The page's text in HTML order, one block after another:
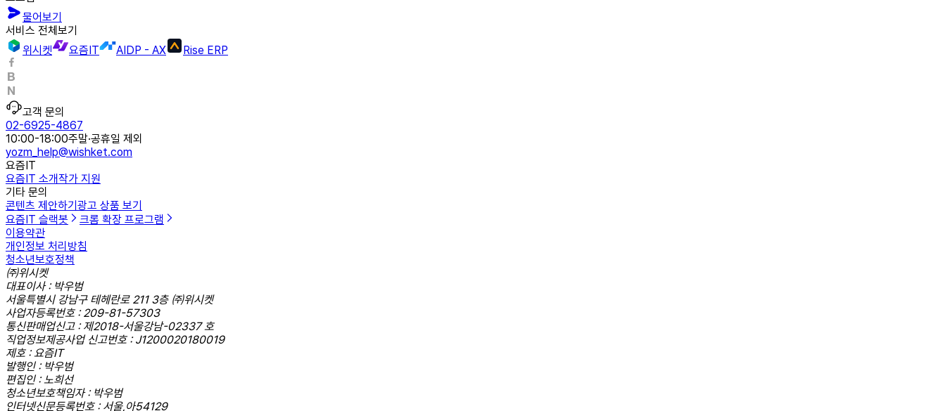
물어보기
서비스 전체보기
위시켓
요즘IT AIDP - AX Rise ERP
고객 문의
02-6925-4867
10:00-18:00주말·공휴일 제외
yozm_help@wishket.com
요즘IT
요즘IT 소개작가 지원
기타 문의
콘텐츠 제안하기 광고 상품 보기
요즘IT 슬랙봇
크롬 확장 프로그램
이용약관
개인정보 처리방침
청소년보호정책
㈜위시켓
대표이사 : 박우범
서울특별시 강남구 테헤란로 211 3층 ㈜위시켓
사업자등록번호 : 209-81-57303
통신판매업신고 : 제2018-서울강남-02337 호
직업정보제공사업 신고번호 : J1200020180019
제호 : 요즘IT
발행인 : 박우범
편집인 : 노희선
청소년보호책임자 : 박우범
인터넷신문등록번호 : 서울,아54129